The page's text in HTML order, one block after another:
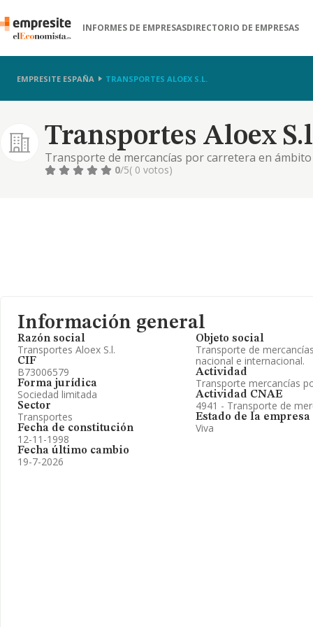
INFORMES DE EMPRESASDIRECTORIO DE EMPRESAS
EMPRESITE ESPAÑA TRANSPORTES ALOEX S.L.
Transportes Aloex
Transporte de mercancías por carretera en
0/5( 0 votos)
Información general
Razón social
Transportes Aloex S.l.
CIF
B73006579
Forma jurídica
Sociedad limitada
Sector
Transportes
Fecha de constitución
12-11-1998
Fecha último cambio
19-7-2026
Objeto social
Transporte de
nacional e internacional.
Actividad
Transporte mercancías
Actividad CNAE
4941 - Transporte de
Estado de la empresa
Viva